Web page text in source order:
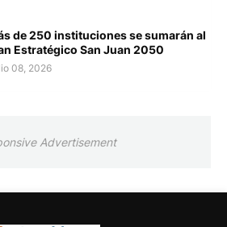
de 250 instituciones se sumarán al
Estratégico San Juan 2050
08, 2026
Advertisement